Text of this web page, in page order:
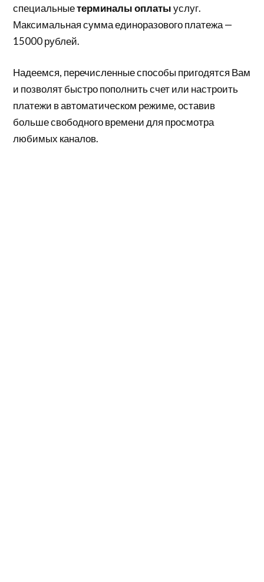
специальныетерминалы оплатыуслуг.
Максимальная сумма единоразового платежа —
15000 рублей.
Надеемся, перечисленные способы пригодятся Вам
и позволят быстро пополнить счет или настроить
платежи в автоматическом режиме, оставив
больше свободного времени для просмотра
любимых каналов.